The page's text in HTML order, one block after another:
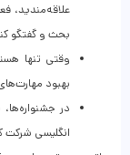
علاقه‌مندید،
بحث و گفتگو
وقتی تنها
بهبود
در
انگلیسی شرکت